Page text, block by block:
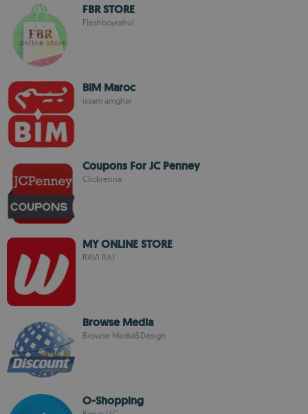
FBR STORE
Fleshboyrahul
BIM Maroc
issam amghar
Coupons For JC Penney
Clickretina
MY ONLINE STORE
RAVI RAJ
Browse Media
Browse Media&Design
O-Shopping